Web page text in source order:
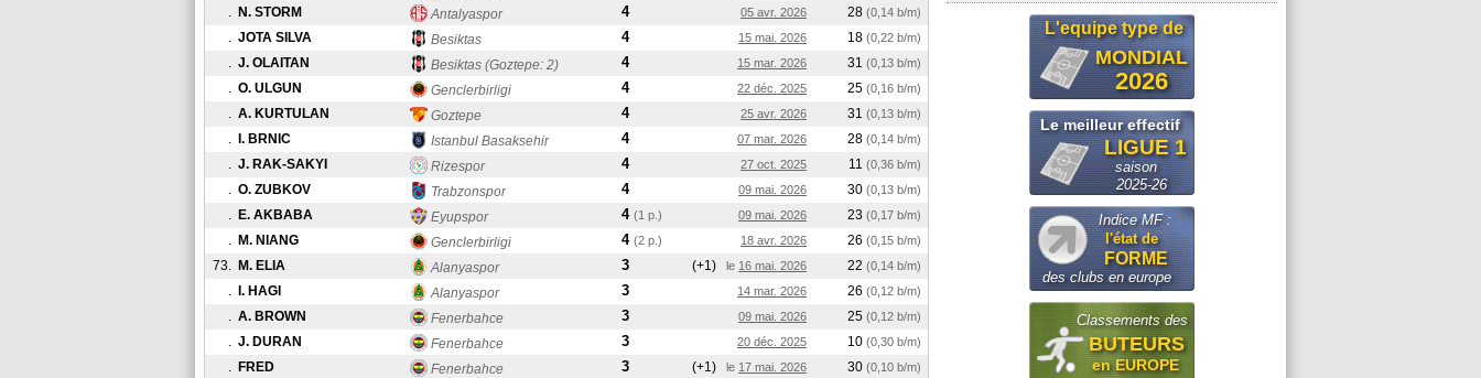
. N. STORM Antalyaspor 4 05 avr. 2026 28 (0,14 b/m)
. JOTA SILVA Besiktas 4 15 mai. 2026 18 (0,22 b/m)
. J. OLAITAN Besiktas (Goztepe: 2) 4 15 mar. 2026 31 (0,13 b/m)
. O. ULGUN Genclerbirligi 4 22 déc. 2025 25 (0,16 b/m)
. A. KURTULAN Goztepe 4 25 avr. 2026 31 (0,13 b/m)
. I. BRNIC Istanbul Basaksehir 4 07 mar. 2026 28 (0,14 b/m)
. J. RAK-SAKYI Rizespor 4 27 oct. 2025 11 (0,36 b/m)
. O. ZUBKOV Trabzonspor 4 09 mai. 2026 30 (0,13 b/m)
. E. AKBABA Eyupspor 4 (1 p.) 09 mai. 2026 23 (0,17 b/m)
. M. NIANG Genclerbirligi 4 (2 p.) 18 avr. 2026 26 (0,15 b/m)
73. M. ELIA Alanyaspor 3 (+1) le 16 mai. 2026 22 (0,14 b/m)
. I. HAGI Alanyaspor 3 14 mar. 2026 26 (0,12 b/m)
. A. BROWN Fenerbahce 3 09 mai. 2026 25 (0,12 b/m)
. J. DURAN Fenerbahce 3 20 déc. 2025 10 (0,30 b/m)
. FRED Fenerbahce 3 (+1) le 17 mai. 2026 30 (0,10 b/m)
L'equipe type de
MONDIAL
2026
Le meilleur effectif
LIGUE 1
saison
2025-26
Indice MF :
l'état de
FORME
des clubs en europe
Classements des
BUTEURS
en EUROPE